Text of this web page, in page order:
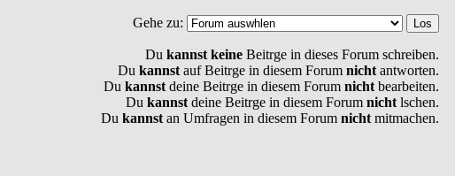
Gehe zu:
Du kannst keine Beitrge in dieses Forum schreiben.
Du kannst auf Beitrge in diesem Forum nicht antworten.
Du kannst deine Beitrge in diesem Forum nicht bearbeiten.
Du kannst deine Beitrge in diesem Forum nicht lschen.
Du kannst an Umfragen in diesem Forum nicht mitmachen.